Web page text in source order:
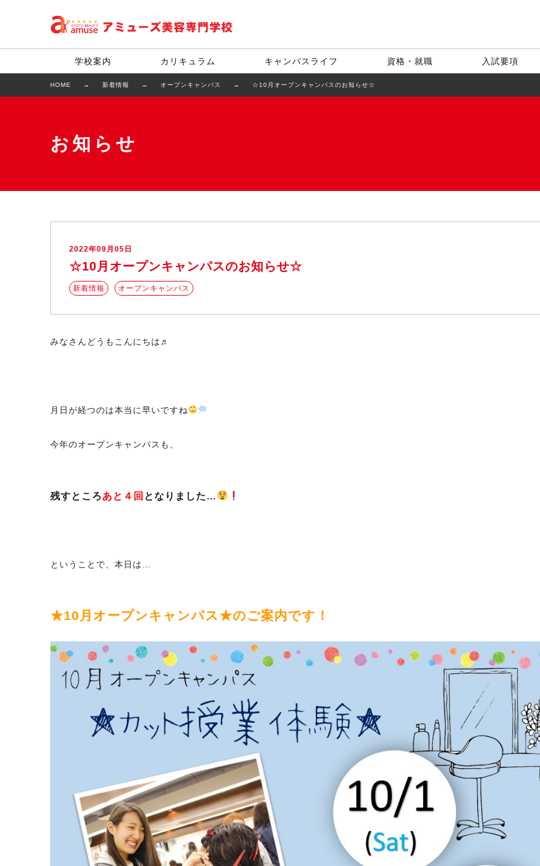
学校案内 カリキュラム キャンパスライフ 資格・就職 入試要項
HOME 新着情報 オープンキャンパス ☆10月オープンキャンパスのお知らせ☆
お知らせ
2022年09月05日
☆10月オープンキャンパスのお知らせ☆
新着情報 オープンキャンパス
みなさんどうもこんにちは♬
月日が経つのは本当に早いですね
今年のオープンキャンパスも、
残すところあと４回 となりました…
ということで、本日は…
★10月オープンキャンパス★のご案内です！